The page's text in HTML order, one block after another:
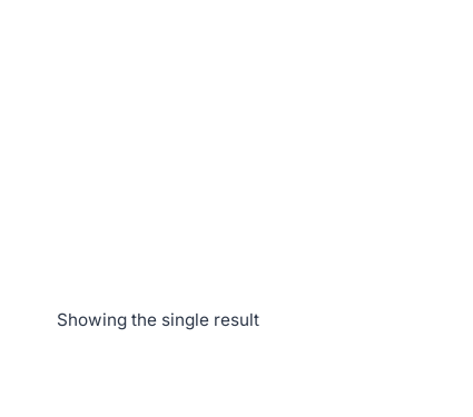
Showing the single result